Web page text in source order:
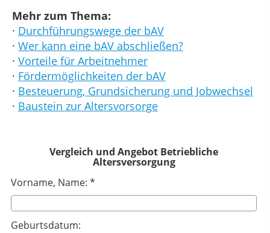
Mehr zum Thema:
· Durchführungswege der bAV
· Wer kann eine bAV abschließen?
· Vorteile für Arbeitnehmer
· Fördermöglichkeiten der bAV
· Besteuerung, Grundsicherung und Jobwechsel
· Baustein zur Altersvorsorge
Vergleich und Angebot Betriebliche
Altersversorgung
Vorname, Name: *
Geburtsdatum: